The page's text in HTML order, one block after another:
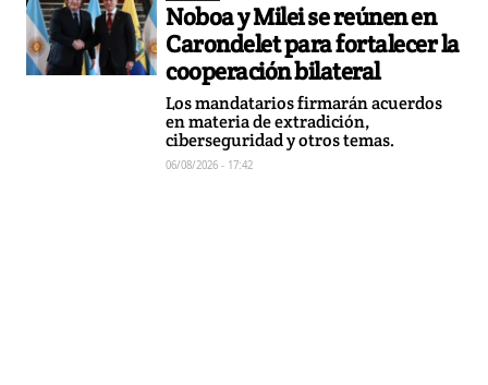
Noboa y Milei se reúnen en
Carondelet para fortalecer la
cooperación bilateral
Los mandatarios firmarán acuerdos
en materia de extradición,
ciberseguridad y otros temas.
06/08/2026 - 17:42